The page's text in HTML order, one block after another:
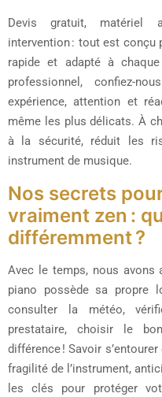
Devis gratuit, matériel
intervention : tout est conçu
rapide et adapté à
professionnel, confiez-
expérience, attention et
même les plus délicats. À
à la sécurité, réduit les
instrument de musique.
Nos secrets
vraiment zen :
différemment ?
Avec le temps, nous avons
piano possède sa propre
consulter la météo,
prestataire, choisir le
différence ! Savoir
fragilité de l’instrument,
les clés pour protéger